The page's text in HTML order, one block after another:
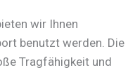
wir Ihnen
benutzt werden. Die
Tragfähigkeit und